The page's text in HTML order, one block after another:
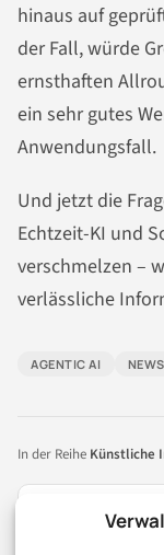
hinaus auf
der Fall, würde
ernsthaften
ein sehr gutes
Anwendungsfall.
Und jetzt die
Echtzeit-KI und
verschmelzen –
verlässliche
AGENTIC AI NEWS
In der Reihe Künstliche
VORHERIGER
Claude Opus